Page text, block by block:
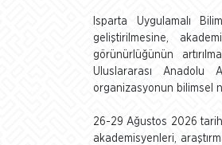
Isparta Uygulamalı
geliştirilmesine,
görünürlüğünün
Uluslararası Anadolu
organizasyonun bilimsel
26-29 Ağustos 2026
akademisyenleri,